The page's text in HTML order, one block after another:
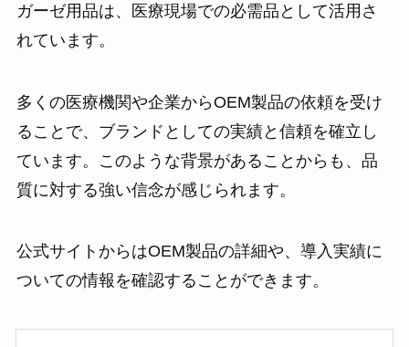
ガーゼ用品は、医療現場での必需品として活用さ
れています。
多くの医療機関や企業からOEM製品の依頼を受け
ることで、ブランドとしての実績と信頼を確立し
ています。このような背景があることからも、品
質に対する強い信念が感じられます。
公式サイトからはOEM製品の詳細や、導入実績に
ついての情報を確認することができます。